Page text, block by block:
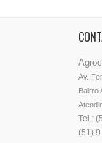
Av.
Bairro
Tel.:
(51)